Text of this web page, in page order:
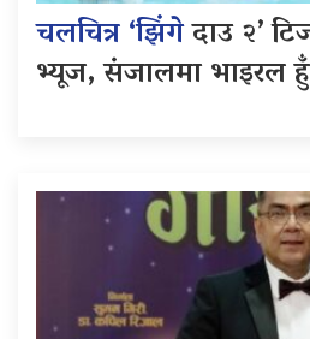
चलचित्र ‘झिंगेदाउ २’
भ्यूज, संजालमा भाइरल